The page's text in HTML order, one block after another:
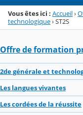
Vous êtes ici : Accueil›
technologique›ST2S
Offre de formation
2de générale et
Les langues vivantes
Les cordées de la réussite